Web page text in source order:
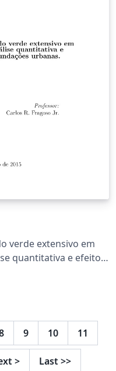
verde extensivo em
quantitativa e efeitos
Template
9 10 11
> Last >>